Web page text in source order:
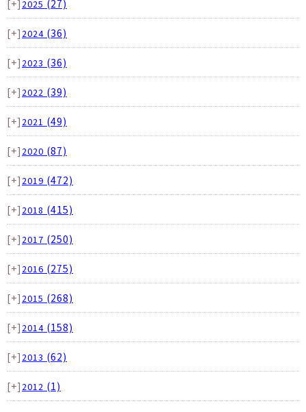
[+] 2025 (27)
[+] 2024 (36)
[+] 2023 (36)
[+] 2022 (39)
[+] 2021 (49)
[+] 2020 (87)
[+] 2019 (472)
[+] 2018 (415)
[+] 2017 (250)
[+] 2016 (275)
[+] 2015 (268)
[+] 2014 (158)
[+] 2013 (62)
[+] 2012 (1)